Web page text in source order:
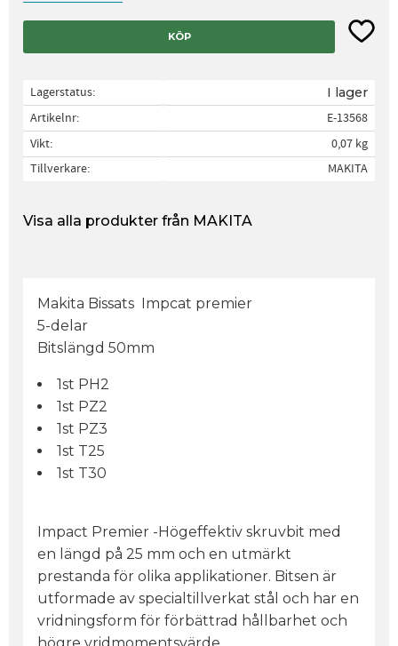
KÖP Lägg
Lagerstatus I lager
Artikelnr
E-13568
Vikt
0,07 kg
Tillverkare
MAKITA
Visa alla produkter från MAKITA
Makita Bissats Impcat premier
5-delar
Bitslängd 50mm
1st PH2
1st PZ2
1st PZ3
1st T25
1st T30
Impact Premier -Högeffektiv skruvbit med
en längd på 25 mm och en utmärkt
prestanda för olika applikationer. Bitsen är
utformade av specialtillverkat stål och har en
vridningsform för förbättrad hållbarhet och